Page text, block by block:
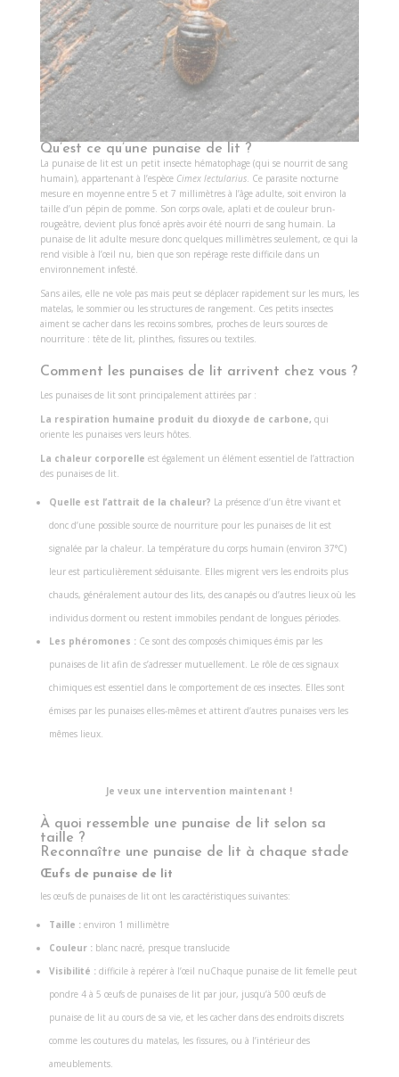
Qu’est ce qu’une punaise de lit ?
La punaise de lit est un petit insecte hématophage (qui se nourrit de sang
humain), appartenant à l’espèce Cimex lectularius. Ce parasite nocturne
mesure en moyenne entre 5 et 7 millimètres à l’âge adulte, soit environ la
taille d’un pépin de pomme. Son corps ovale, aplati et de couleur brun-
rougeâtre, devient plus foncé après avoir été nourri de sang humain. La
punaise de lit adulte mesure donc quelques millimètres seulement, ce qui la
rend visible à l’œil nu, bien que son repérage reste difficile dans un
environnement infesté.
Sans ailes, elle ne vole pas mais peut se déplacer rapidement sur les murs, les
matelas, le sommier ou les structures de rangement. Ces petits insectes
aiment se cacher dans les recoins sombres, proches de leurs sources de
nourriture : tête de lit, plinthes, fissures ou textiles.
Comment les punaises de lit arrivent chez vous ?
Les punaises de lit sont principalement attirées par :
La respiration humaine produit du dioxyde de carbone, qui
oriente les punaises vers leurs hôtes.
La chaleur corporelle est également un élément essentiel de l’attraction
des punaises de lit.
Quelle est l’attrait de la chaleur? La présence d’un être vivant et
donc d’une possible source de nourriture pour les punaises de lit est
signalée par la chaleur. La température du corps humain (environ 37°C)
leur est particulièrement séduisante. Elles migrent vers les endroits plus
chauds, généralement autour des lits, des canapés ou d’autres lieux où les
individus dorment ou restent immobiles pendant de longues périodes.
Les phéromones : Ce sont des composés chimiques émis par les
punaises de lit afin de s’adresser mutuellement. Le rôle de ces signaux
chimiques est essentiel dans le comportement de ces insectes. Elles sont
émises par les punaises elles-mêmes et attirent d’autres punaises vers les
mêmes lieux.
Je veux une intervention maintenant !
À quoi ressemble une punaise de lit selon sa
taille ?
Reconnaître une punaise de lit à chaque stade
Œufs de punaise de lit
les œufs de punaises de lit ont les caractéristiques suivantes:
Taille :environ 1 millimètre
Couleur :blanc nacré, presque translucide
Visibilité : difficile à repérer à l’œil nuChaque punaise de lit femelle peut
pondre 4 à 5 œufs de punaises de lit par jour, jusqu’à 500 œufs de
punaise de lit au cours de sa vie, et les cacher dans des endroits discrets
comme les coutures du matelas, les fissures, ou à l’intérieur des
ameublements.